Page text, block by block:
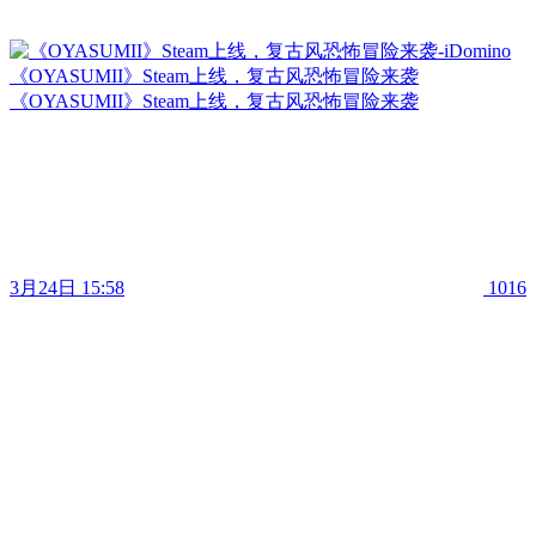
《OYASUMII》Steam上线，复古风恐怖冒险来袭
《OYASUMII》Steam上线，复古风恐怖冒险来袭
3月24日 15:58 1016